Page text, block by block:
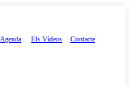
Agenda Els Vídeos Contacte